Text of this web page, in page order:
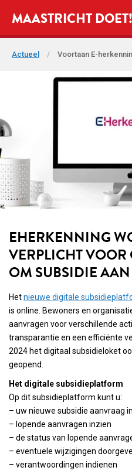
MAASTRICHT DOET!
Actueel / Voortaan E-
EHERKENNING
VERPLICHT VOOR
OM SUBSIDIE
Hetnieuwe digitale
is online. Bewoners en
aanvragen voor verschillende
transparantie en een efficiënte
2024 het digitaal subsidieloket
geopend.
Het digitale subsidieplatform
Op dit subsidieplatform kunt u:
– uw nieuwe subsidie aanvraag
– lopende aanvragen inzien
– de status van lopende
– eventuele wijzigingen
– verantwoordingen indienen